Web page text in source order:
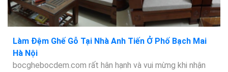
Làm Đệm Ghế Gỗ Tại Nhà Anh Tiến Ở Phố Bạch Mai
Hà Nội
bocghebocdem.com rất hân hạnh và vui mừng khi nhận